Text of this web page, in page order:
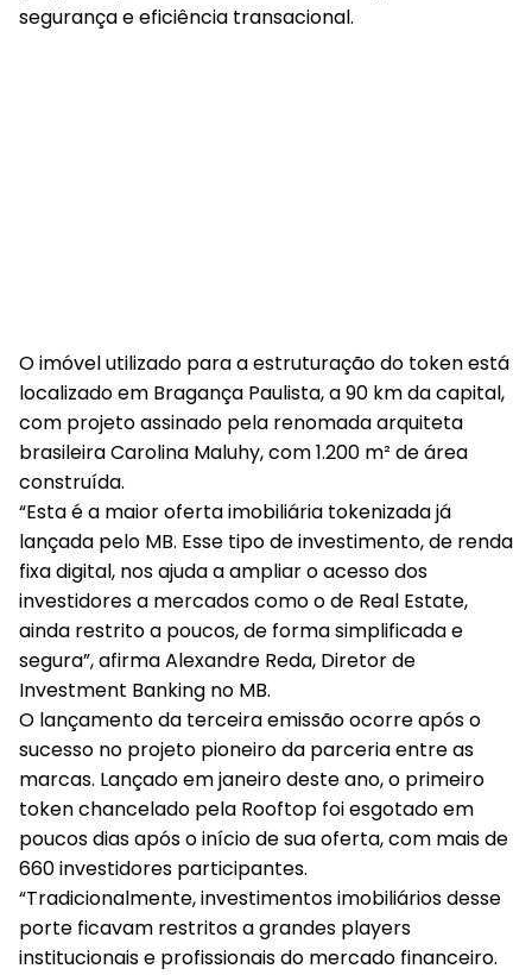
segurança e eficiência transacional.
O imóvel utilizado para a estruturação do token está
localizado em Bragança Paulista, a 90 km da capital,
com projeto assinado pela renomada arquiteta
brasileira Carolina Maluhy, com 1.200 m² de área
construída.
“Esta é a maior oferta imobiliária tokenizada já
lançada pelo MB. Esse tipo de investimento, de renda
fixa digital, nos ajuda a ampliar o acesso dos
investidores a mercados como o de Real Estate,
ainda restrito a poucos, de forma simplificada e
segura”, afirma Alexandre Reda, Diretor de
Investment Banking no MB.
O lançamento da terceira emissão ocorre após o
sucesso no projeto pioneiro da parceria entre as
marcas. Lançado em janeiro deste ano, o primeiro
token chancelado pela Rooftop foi esgotado em
poucos dias após o início de sua oferta, com mais de
660 investidores participantes.
“Tradicionalmente, investimentos imobiliários desse
porte ficavam restritos a grandes players
institucionais e profissionais do mercado financeiro.